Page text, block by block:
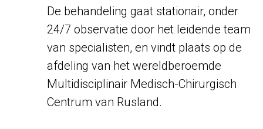
De behandeling gaat stationair, onder
24/7 observatie door het leidende team
van specialisten, en vindt plaats op de
afdeling van het wereldberoemde
Multidisciplinair Medisch-Chirurgisch
Centrum van Rusland.